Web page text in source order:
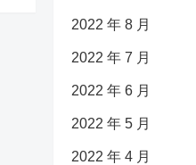
2022 年 8 月
2022 年 7 月
2022 年 6 月
2022 年 5 月
2022 年 4 月